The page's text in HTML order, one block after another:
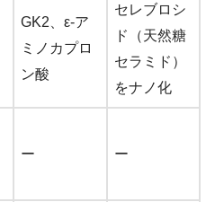
GK2、ε-ア
ミノカプロ
ン酸
セレブロシ
ド（天然糖
セラミド）
をナノ化
ー ー